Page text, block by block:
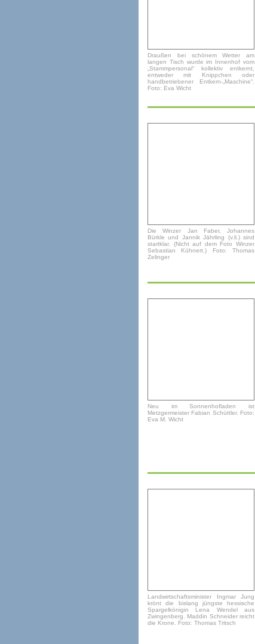
Draußen bei schönem Wetter am
langen Tisch wurde im Innenhof vom
„Stammpersonal“ kollektiv entkernt,
entweder mit Knippchen oder
handbetriebener Entkern-„Maschine“.
Foto: Eva Wicht
Die Winzer Jan Faber, Johannes
Bürkle und Jannik Jährling (v.li.) sind
startklar. (Nicht auf dem Foto Winzer
Sebastian Kühnert.) Foto: Thomas
Zelinger
Neu im Sonnenhofladen ist
Metzgermeister Fabian Schüttler. Foto:
Eva M. Wicht
Landwirtschaftsminister Ingmar Jung
krönt die bislang jüngste hessische
Spargelkönigin Lena Wendel aus
Zwingenberg. Maddin Schneider reicht
die Krone. Foto: Thomas Tritsch